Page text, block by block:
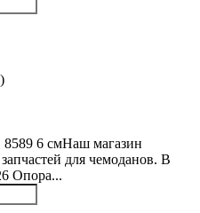
6 смНаш магазин
для чемоданов. В
Опора...